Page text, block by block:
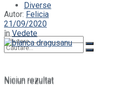
Niciun rezultat
Diverse
Niciun rezultat
Autor: Felicia
21/09/2020
în Vedete